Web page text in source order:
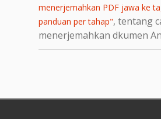
menerjemahkan PDF jawa ke
panduan per tahap", tentang
menerjemahkan dkumen